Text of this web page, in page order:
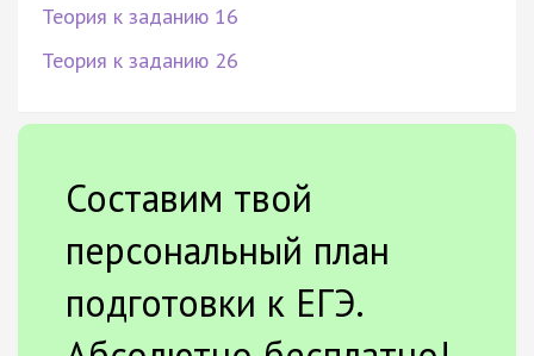
Теория к заданию 16
Теория к заданию 26
Составим твой
персональный план
подготовки к ЕГЭ.